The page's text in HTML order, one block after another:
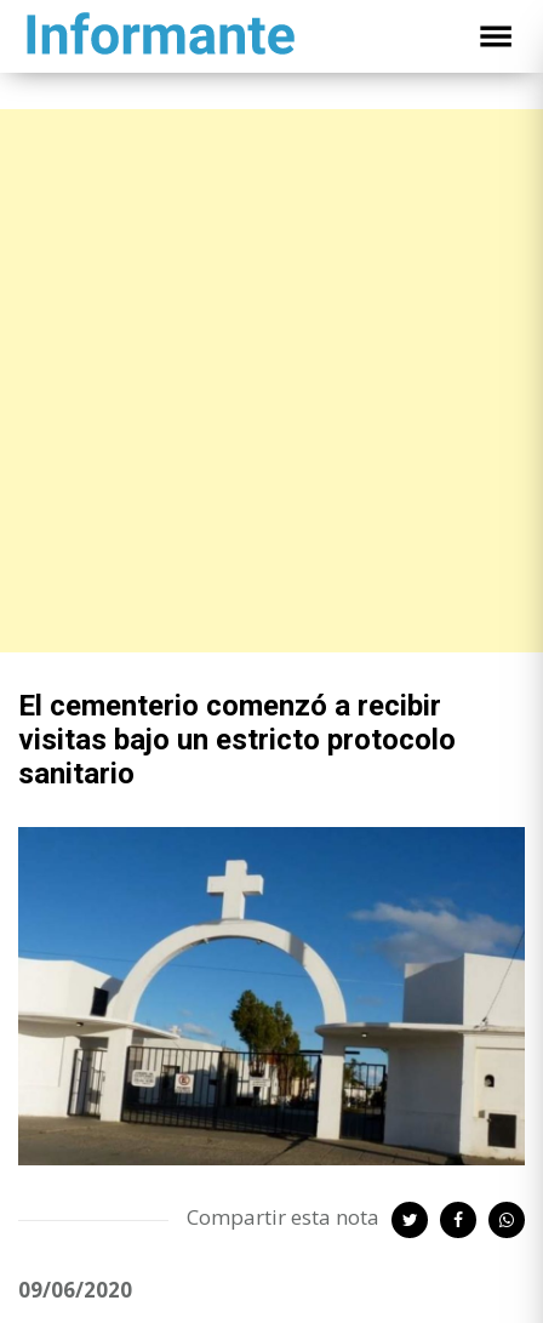
El cementerio comenzó a recibir
visitas bajo un estricto protocolo
sanitario
Compartir esta nota
09/06/2020